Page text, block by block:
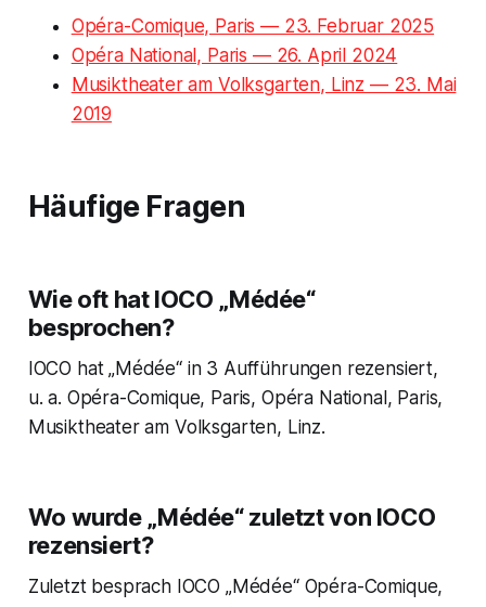
Opéra-Comique, Paris — 23. Februar 2025
Opéra National, Paris — 26. April 2024
Musiktheater am Volksgarten, Linz — 23. Mai
2019
Häufige Fragen
Wie oft hat IOCO „Médée“
besprochen?
IOCO hat „Médée“ in 3 Aufführungen rezensiert,
u. a. Opéra-Comique, Paris, Opéra National, Paris,
Musiktheater am Volksgarten, Linz.
Wo wurde „Médée“ zuletzt von IOCO
rezensiert?
Zuletzt besprach IOCO „Médée“ Opéra-Comique,